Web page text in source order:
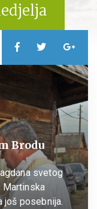
Brodu
svetog
Martinska
još posebnija.